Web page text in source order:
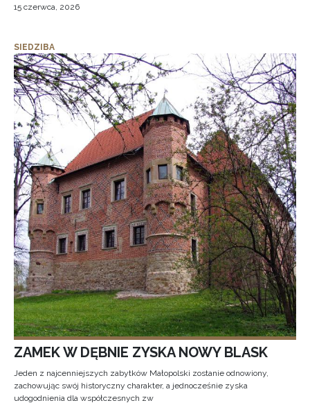
15 czerwca, 2026
SIEDZIBA
ZAMEK W DĘBNIE ZYSKA NOWY BLASK
Jeden z najcenniejszych zabytków Małopolski zostanie odnowiony,
zachowując swój historyczny charakter, a jednocześnie zyska
udogodnienia dla współczesnych zw